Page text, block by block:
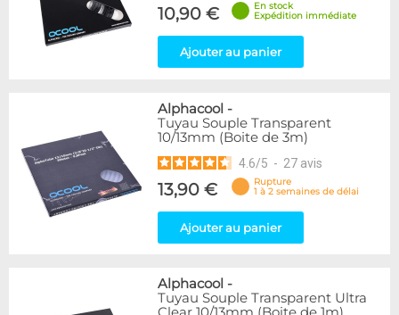
10,90 €
En stock
Expédition immédiate
Ajouter au panier
Alphacool -
Tuyau Souple Transparent
10/13mm (Boite de 3m)
4.6/5 - 27 avis
13,90 €
Rupture
1 à 2 semaines de délai
Ajouter au panier
Alphacool -
Tuyau Souple Transparent Ultra